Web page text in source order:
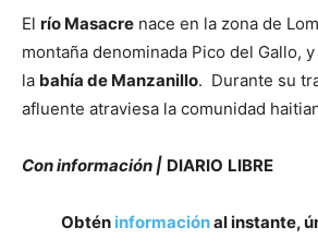
El río Masacre nace en la zona de
montaña denominada Pico del Gallo,
la bahía de Manzanillo. Durante su
afluente atraviesa la comunidad
Con información | DIARIO LIBRE
Obtén informaciónal instante,